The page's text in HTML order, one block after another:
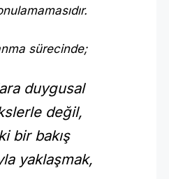
sürecinde;
duygusal
değil,
bir bakış
yaklaşmak,